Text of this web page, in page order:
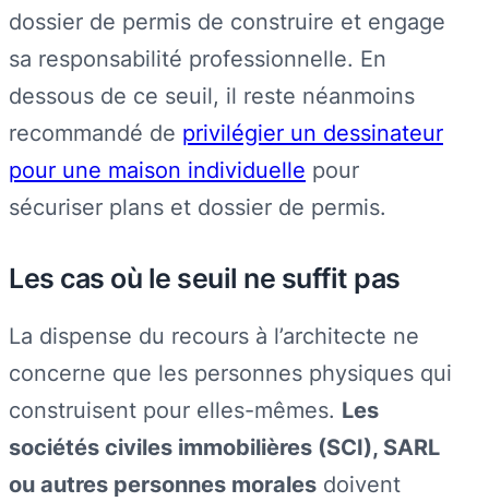
dossier de permis de construire et engage
sa responsabilité professionnelle. En
dessous de ce seuil, il reste néanmoins
recommandé de privilégier un dessinateur
pour une maison individuelle pour
sécuriser plans et dossier de permis.
Les cas où le seuil ne suffit pas
La dispense du recours à l’architecte ne
concerne que les personnes physiques qui
construisent pour elles-mêmes. Les
sociétés civiles immobilières (SCI), SARL
ou autres personnes morales doivent